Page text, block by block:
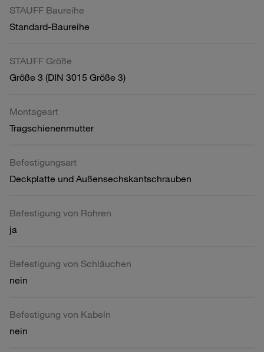
STAUFF Baureihe
Standard-Baureihe
STAUFF Größe
Größe 3 (DIN 3015 Größe 3)
Montageart
Tragschienenmutter
Befestigungsart
Deckplatte und Außensechskantschrauben
Befestigung von Rohren
ja
Befestigung von Schläuchen
nein
Befestigung von Kabeln
nein